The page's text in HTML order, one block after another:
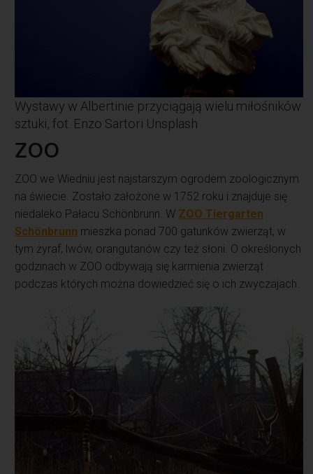
Wystawy w Albertinie przyciągają wielu miłośników
sztuki, fot. Enzo Sartori Unsplash
ZOO
ZOO we Wiedniu jest najstarszym ogrodem zoologicznym
na świecie. Zostało założone w 1752 roku i znajduje się
niedaleko Pałacu Schönbrunn. W ZOO Tiergarten
Schönbrunn mieszka ponad 700 gatunków zwierząt, w
tym żyraf, lwów, orangutanów czy też słoni. O określonych
godzinach w ZOO odbywają się karmienia zwierząt
podczas których można dowiedzieć się o ich zwyczajach.